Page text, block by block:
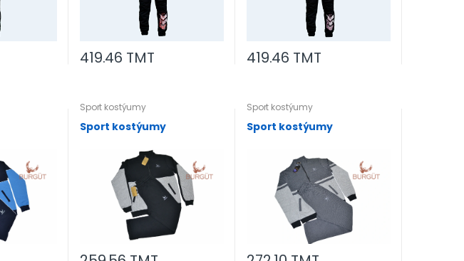
419.46 TMT 419.46 TMT
Sport kostýumy
Sport kostýumy
Sport kostýumy
Sport kostýumy